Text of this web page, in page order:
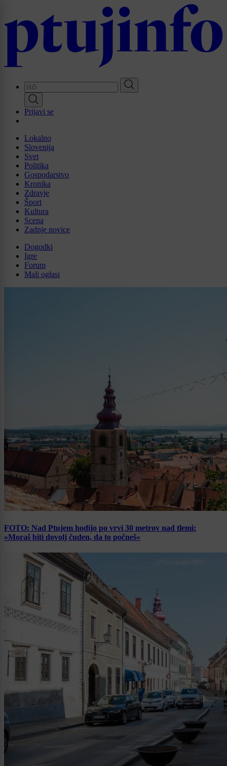
main
Prijavi se
Lokalno
Slovenija
Svet
Politika
Gospodarstvo
Kronika
Zdravje
Šport
Kultura
Scena
Zadnje novice
Dogodki
Igre
Forum
Mali oglasi
FOTO: Nad Ptujem hodijo po vrvi 30 metrov nad tlemi:
»Moraš biti dovolj čuden, da to počneš«